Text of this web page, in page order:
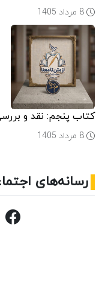
کتاب پنجم: نقد و
رسانه‌های